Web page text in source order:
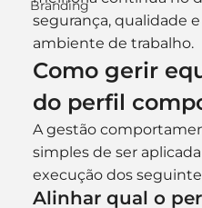
Branding
segurança, qualidade
ambiente de trabalho.
Como gerir
do perfil
A gestão
simples de ser
execução dos
Alinhar qual o